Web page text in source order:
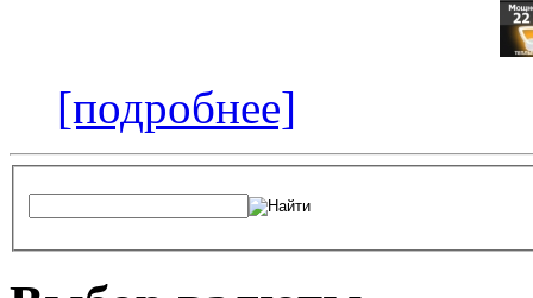
[подробнее]